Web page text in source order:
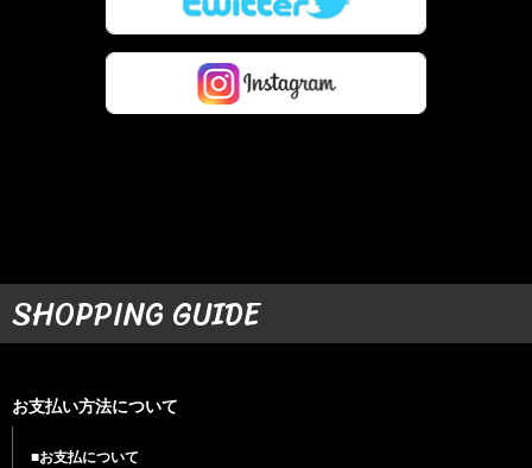
SHOPPING GUIDE
お支払い方法について
■お支払について